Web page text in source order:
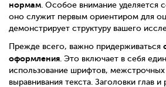
нормам . Особое внимание уделяется
оно служит первым ориентиром для
демонстрирует структуру вашего
Прежде всего, важно придерживаться
оформления . Это включает в себя
использование шрифтов, межстрочных
выравнивания текста. Заголовки глав